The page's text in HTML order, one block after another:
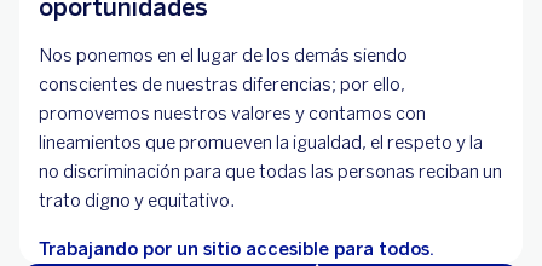
oportunidades
Nos ponemos en el lugar de los demás siendo
conscientes de nuestras diferencias; por ello,
promovemos nuestros valores y contamos con
lineamientos que promueven la igualdad, el respeto y la
no discriminación para que todas las personas reciban un
trato digno y equitativo.
Trabajando por un sitio accesible para todos.